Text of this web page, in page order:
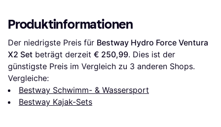
Produktinformationen
Der niedrigste Preis für Bestway Hydro Force Ventura
X2 Set beträgt derzeit € 250,99. Dies ist der
günstigste Preis im Vergleich zu 3 anderen Shops.
Vergleiche:
Bestway Schwimm- & Wassersport
Bestway Kajak-Sets